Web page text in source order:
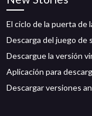
El ciclo de la puerta
Descarga del juego de
Descargue la versión
Aplicación para
Descargar versiones